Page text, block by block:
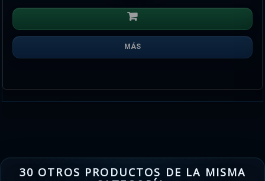
MÁS
30 OTROS PRODUCTOS DE LA MISMA